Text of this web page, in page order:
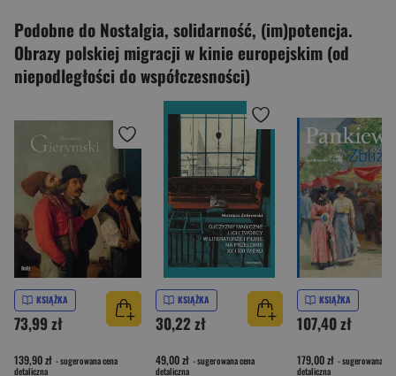
Podobne do Nostalgia, solidarność, (im)potencja.
Obrazy polskiej migracji w kinie europejskim (od
niepodległości do współczesności)
KSIĄŻKA
73,99 zł
139,90 zł - sugerowana cena
detaliczna
KSIĄŻKA
30,22 zł
49,00 zł - sugerowana cena
detaliczna
KSIĄŻKA
107,40 zł
179,00 zł - sugerowana
detaliczna